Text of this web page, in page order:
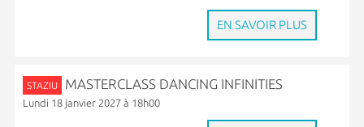
EN SAVOIR PLUS
STAZIU MASTERCLASS DANCING INFINITIES
Lundi 18 janvier 2027 à 18h00